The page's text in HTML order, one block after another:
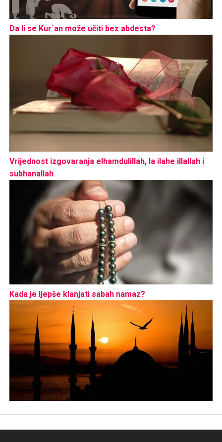
Da li se Kur´an može učiti bez abdesta?
Vrijednost izgovaranja elhamdulillah, la ilahe illallah i
subhanallah
Kada je ljepše klanjati sabah namaz?